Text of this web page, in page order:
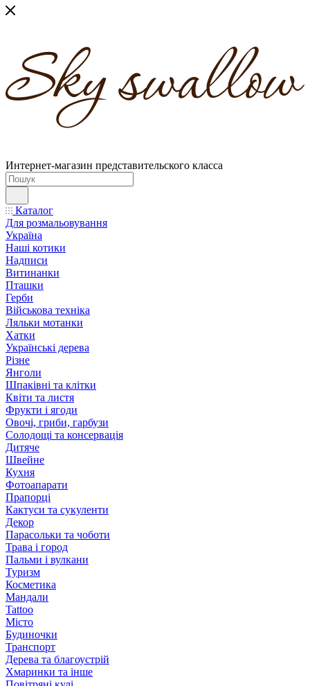
Интернет-магазин представительского класса
Каталог
Для розмальовування
Україна
Наші котики
Надписи
Витинанки
Пташки
Герби
Військова техніка
Ляльки мотанки
Хатки
Українські дерева
Різне
Янголи
Шпаківні та клітки
Квіти та листя
Фрукти і ягоди
Овочі, гриби, гарбузи
Солодощі та консервація
Дитяче
Швейне
Кухня
Фотоапарати
Прапорці
Кактуси та сукуленти
Декор
Парасольки та чоботи
Трава і город
Пальми і вулкани
Туризм
Косметика
Мандали
Tattoo
Місто
Будиночки
Транспорт
Дерева та благоустрій
Хмаринки та інше